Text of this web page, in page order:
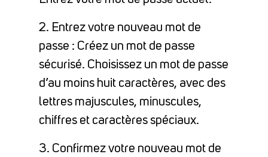
2. Entrez votre nouveau mot de
passe : Créez un mot de passe
sécurisé. Choisissez un mot de passe
d’au moins huit caractères, avec des
lettres majuscules, minuscules,
chiffres et caractères spéciaux.
3. Confirmez votre nouveau mot de